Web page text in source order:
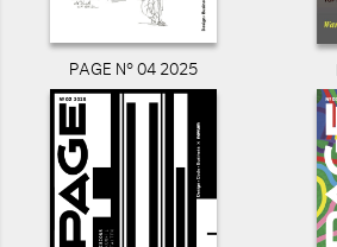
PAGE N° 04 2025